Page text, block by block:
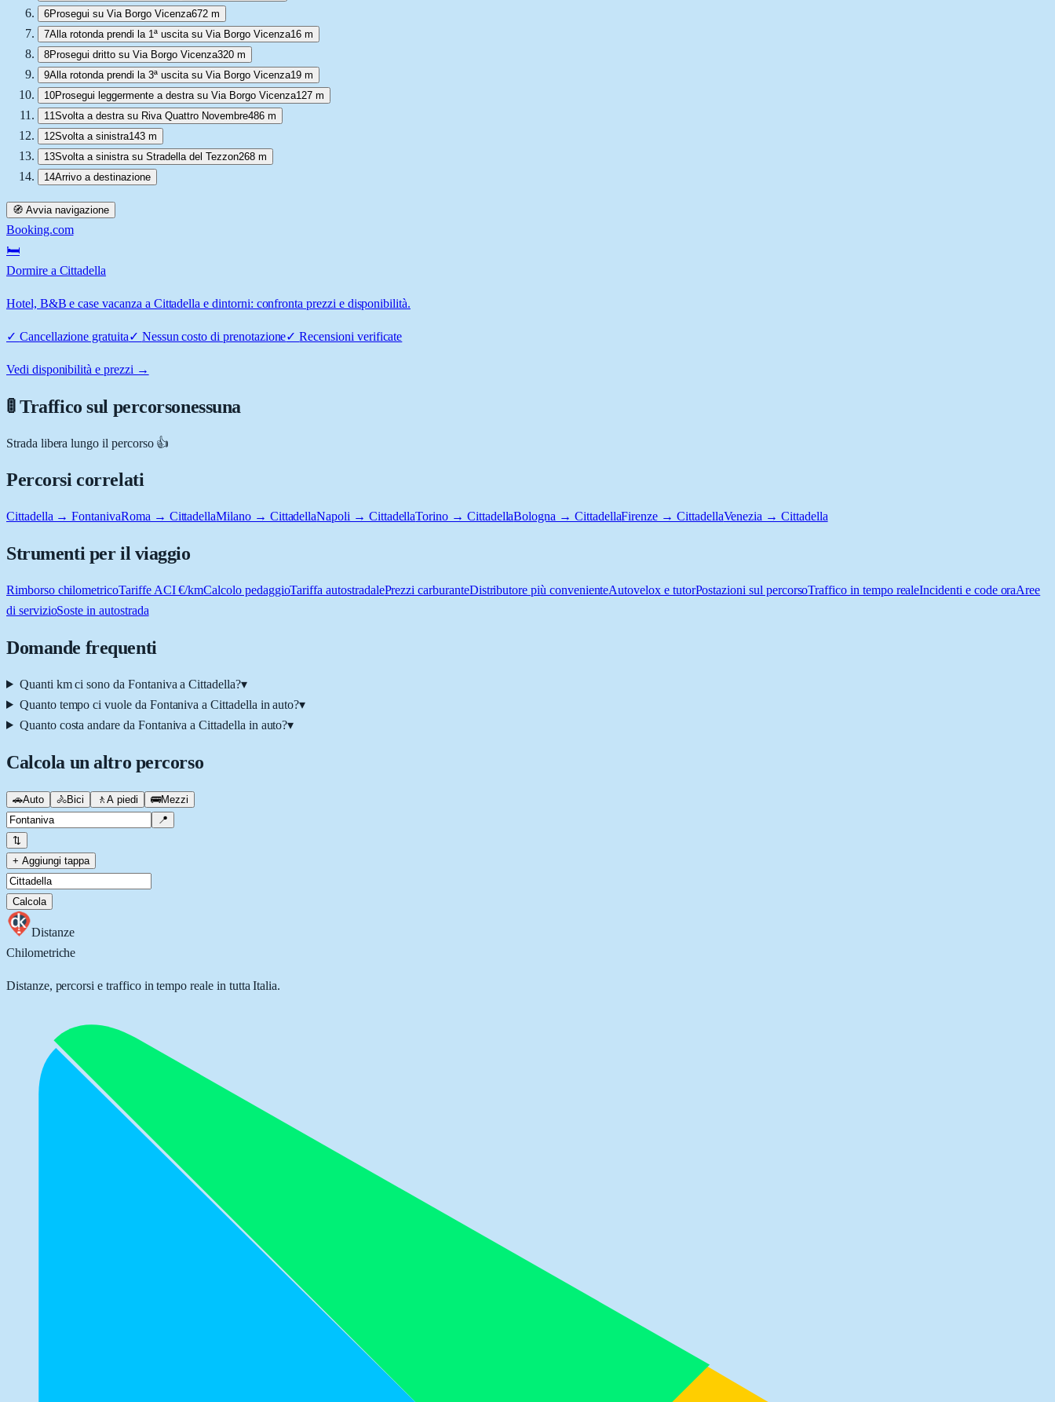
6Prosegui su Via Borgo Vicenza672 m
7Alla rotonda prendi la 1ª uscita su Via Borgo Vicenza16 m
8Prosegui dritto su Via Borgo Vicenza320 m
9Alla rotonda prendi la 3ª uscita su Via Borgo Vicenza19 m
10Prosegui leggermente a destra su Via Borgo Vicenza127 m
11Svolta a destra su Riva Quattro Novembre486 m
12Svolta a sinistra143 m
13Svolta a sinistra su Stradella del Tezzon268 m
14Arrivo a destinazione
🧭 Avvia navigazione
Booking.com
🛏️
Dormire a Cittadella
Hotel, B&B e case vacanza a Cittadella e dintorni: confronta prezzi e disponibilità.
✓ Cancellazione gratuita✓ Nessun costo di prenotazione✓Recensioni verificate
Vedi disponibilità e prezzi →
🚦 Traffico sul percorsonessuna
Strada libera lungo il percorso 👍
Percorsi correlati
Cittadella → FontanivaRoma → CittadellaMilano → CittadellaNapoli → CittadellaTorino → CittadellaBologna → CittadellaFirenze → CittadellaVenezia → Cittadella
Strumenti per il viaggio
Rimborso chilometricoTariffe ACI €/kmCalcolo pedaggioTariffa autostradalePrezzi carburanteDistributore più convenienteAutovelox e tutorPostazioni sul percorsoTraffico in tempo realeIncidenti e code oraAree
di servizioSoste in autostrada
Domande frequenti
Quanti km ci sono da Fontaniva a Cittadella?▾
Quanto tempo ci vuole da Fontaniva a Cittadella in auto?▾
Quanto costa andare da Fontaniva a Cittadella in auto?▾
Calcola un altro percorso
🚗Auto 🚴Bici 🚶 A piedi 🚌Mezzi
📍
⇅
+ Aggiungi tappa
Calcola
Distanze
Chilometriche
Distanze, percorsi e traffico in tempo reale in tutta Italia.